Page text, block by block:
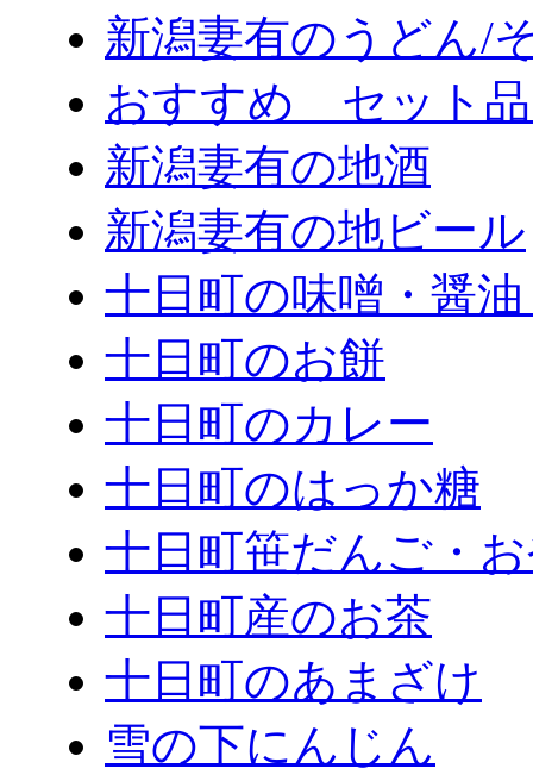
新潟妻有のうどん/
おすすめ セット
新潟妻有の地酒
新潟妻有の地ビール
十日町の味噌・醤
十日町のお餅
十日町のカレー
十日町のはっか糖
十日町笹だんご・
十日町産のお茶
十日町のあまざけ
雪の下にんじん